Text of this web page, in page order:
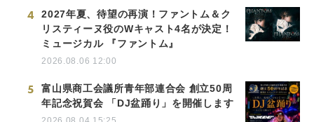
4
2027年夏、待望の再演！ファントム＆ク
リスティーヌ役のWキャスト4名が決定！
ミュージカル 『ファントム』
2026.08.06 12:00
5
富山県商工会議所青年部連合会 創立50周
年記念祝賀会 「DJ盆踊り」を開催します